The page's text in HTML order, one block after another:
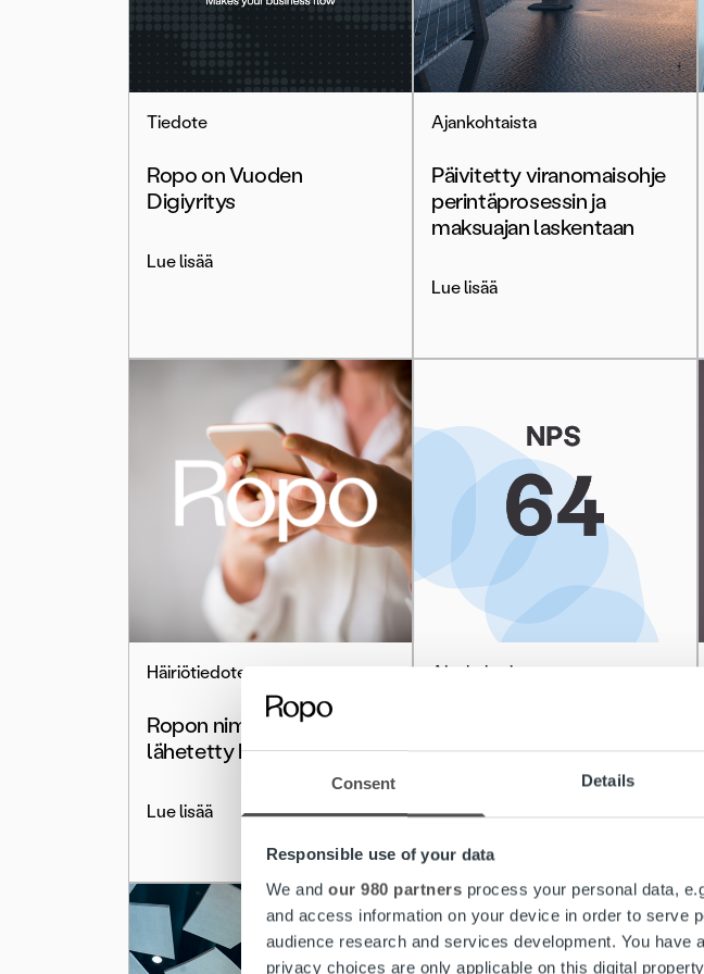
Consent Details
Responsible use of your data
We and our 980 partners process your personal data,
and access information on your device in order to serve
audience research and services development. You
privacy choices are only applicable on this digital
Tiedote
Ropo on Vuoden
Digiyritys
Lue lisää
Ajankohtaista
Päivitetty viranomaisohje
perintäprosessin ja
maksuajan laskentaan
Lue lisää
Häiriötiedote
Ropon nimissä on
lähetetty huijausviestejä
Lue lisää
Ajankohtaista
asiantunteva kumppani:
käyttöönottojen NPS 64